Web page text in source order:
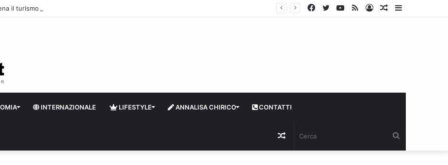
il turismo a Firenze: una prima ripresa solo a settembre
Articolo
Log
RSS
YouTube
Twitter
Facebook
INTERNAZIONALE LIFESTYLE ANNALISA CHIRICO CONTATTI
Articolo